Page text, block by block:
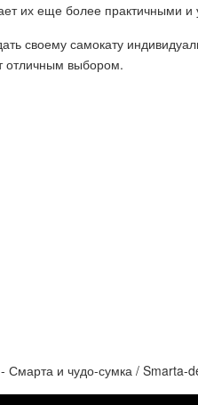
их еще более практичными
своему самокату
отличным выбором.
Смарта и чудо-сумка / Smarta-